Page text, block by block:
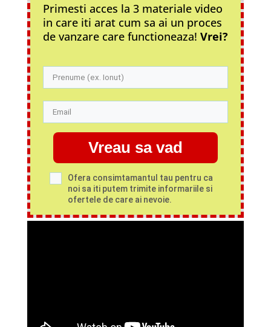
Primesti acces la 3 materiale video
in care iti arat cum sa ai un proces
de vanzare care functioneaza! Vrei?
Vreau sa vad
Ofera consimtamantul tau pentru ca
noi sa iti putem trimite informariile si
ofertele de care ai nevoie.